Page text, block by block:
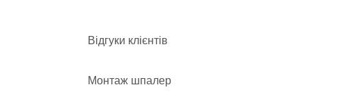
Відгуки клієнтів
Монтаж шпалер